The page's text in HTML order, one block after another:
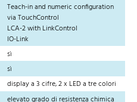
Teach-in and numeric configuration
via TouchControl
LCA-2 with LinkControl
IO-Link
sì
sì
display a 3 cifre, 2 x LED a tre colori
elevato grado di resistenza chimica